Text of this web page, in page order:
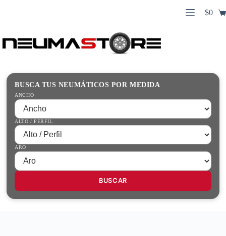
productosInicio
Guías Prácticas
Tienda
Carro
$0
BUSCA TUS NEUMÁTICOS POR MEDIDA
ANCHO
ALTO / PERFIL
ARO
BUSCAR